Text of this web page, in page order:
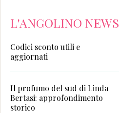
L'ANGOLINO NEWS
Codici sconto utili e
aggiornati
Il profumo del sud di Linda
Bertasi: approfondimento
storico